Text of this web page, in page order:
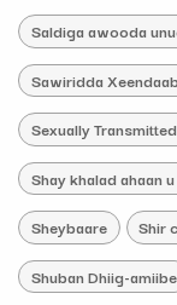
Saldiga awooda
Sawiridda
Sexually
Shay khalad ahaan
Sheybaare Shir
Shuban Dhiig-amiibe